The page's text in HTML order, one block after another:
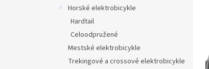
Horské elektrobicykle
Hardtail
Celoodpružené
Mestské elektrobicykle
Trekingové a crossové elektrobicykle